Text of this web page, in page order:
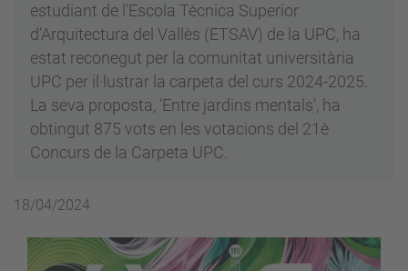
estudiant de l'Escola Tècnica Superior
d’Arquitectura del Vallès (ETSAV) de la UPC, ha
estat reconegut per la comunitat universitària
UPC per il·lustrar la carpeta del curs 2024-2025.
La seva proposta, ’Entre jardins mentals’, ha
obtingut 875 vots en les votacions del 21è
Concurs de la Carpeta UPC.
18/04/2024